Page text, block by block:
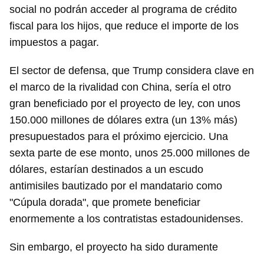
INICIAR SESIÓN CANCELAR
social no podrán acceder al programa de crédito
fiscal para los hijos, que reduce el importe de los
impuestos a pagar.
El sector de defensa, que Trump considera clave en
el marco de la rivalidad con China, sería el otro
gran beneficiado por el proyecto de ley, con unos
150.000 millones de dólares extra (un 13% más)
presupuestados para el próximo ejercicio. Una
sexta parte de ese monto, unos 25.000 millones de
dólares, estarían destinados a un escudo
antimisiles bautizado por el mandatario como
"Cúpula dorada", que promete beneficiar
enormemente a los contratistas estadounidenses.
Sin embargo, el proyecto ha sido duramente